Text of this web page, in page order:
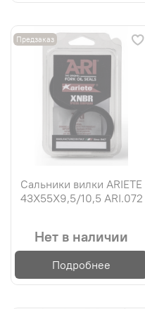
Предзаказ
Сальники вилки ARIETE
43X55X9,5/10,5 ARI.072
Нет в наличии
Подробнее